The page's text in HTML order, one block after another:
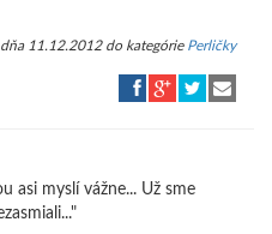
11.12.2012 do kategórie Perličky
asi myslí vážne... Už sme